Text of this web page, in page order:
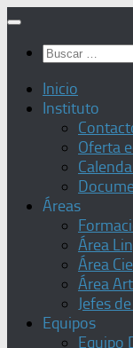
Saltar
contenido
Buscar:
Inicio
Instituto
Oferta
Áreas
Área
Área
Área
Jefes
Equipos
Equipo